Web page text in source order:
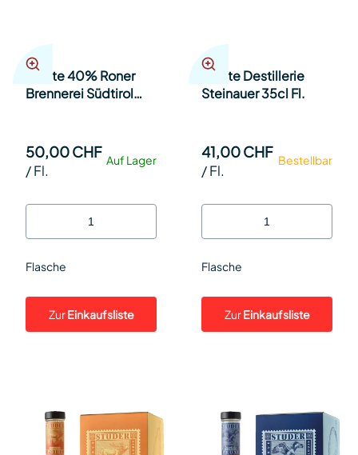
Quitte 40% Roner
Brennerei Südtirol
Auf Lager
50,00 CHF
/Fl.
Flasche
ZurEinkaufsliste
Quitte Destillerie
Steinauer 35cl Fl.
Bestellbar
41,00 CHF
/Fl.
Flasche
ZurEinkaufsliste